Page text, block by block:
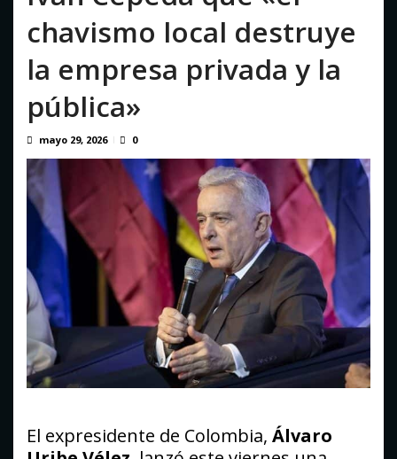
El fútbol despide a Jorge Messi, padre y representante del
astro argentino
agosto 8, 2026
chavismo local destruye
la empresa privada y la
pública»
mayo 29, 2026 0
El expresidente de Colombia, Álvaro